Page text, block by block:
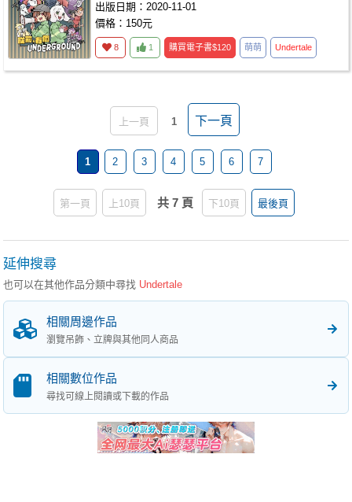
出版日期：2020-11-01
價格：150元
8 1 購買電子書$120 萌萌 Undertale
上一頁 1 下一頁
1 2 3 4 5 6 7
第一頁 上10頁 共 7 頁 下10頁 最後頁
延伸搜尋
也可以在其他作品分類中尋找 Undertale
相關周邊作品
瀏覽吊飾、立牌與其他同人商品
相關數位作品
尋找可線上閱讀或下載的作品